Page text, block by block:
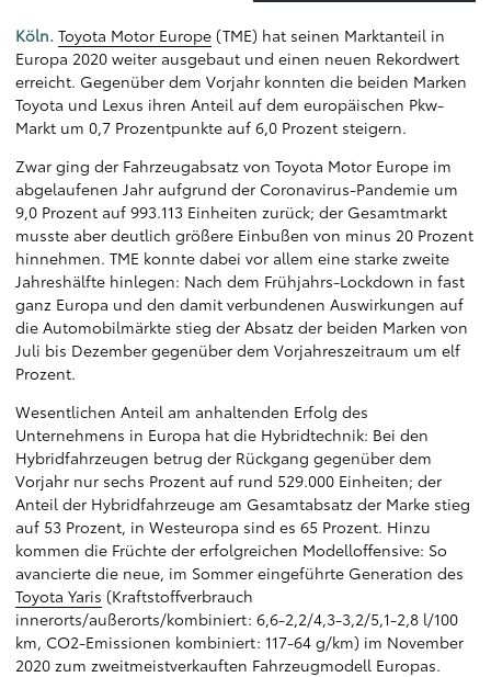
Köln. Toyota Motor Europe (TME) hat seinen Marktanteil in
Europa 2020 weiter ausgebaut und einen neuen Rekordwert
erreicht. Gegenüber dem Vorjahr konnten die beiden Marken
Toyota und Lexus ihren Anteil auf dem europäischen Pkw-
Markt um 0,7 Prozentpunkte auf 6,0 Prozent steigern.
Zwar ging der Fahrzeugabsatz von Toyota Motor Europe im
abgelaufenen Jahr aufgrund der Coronavirus-Pandemie um
9,0 Prozent auf 993.113 Einheiten zurück; der Gesamtmarkt
musste aber deutlich größere Einbußen von minus 20 Prozent
hinnehmen. TME konnte dabei vor allem eine starke zweite
Jahreshälfte hinlegen: Nach dem Frühjahrs-Lockdown in fast
ganz Europa und den damit verbundenen Auswirkungen auf
die Automobilmärkte stieg der Absatz der beiden Marken von
Juli bis Dezember gegenüber dem Vorjahreszeitraum um elf
Prozent.
Wesentlichen Anteil am anhaltenden Erfolg des
Unternehmens in Europa hat die Hybridtechnik: Bei den
Hybridfahrzeugen betrug der Rückgang gegenüber dem
Vorjahr nur sechs Prozent auf rund 529.000 Einheiten; der
Anteil der Hybridfahrzeuge am Gesamtabsatz der Marke stieg
auf 53 Prozent, in Westeuropa sind es 65 Prozent. Hinzu
kommen die Früchte der erfolgreichen Modelloffensive: So
avancierte die neue, im Sommer eingeführte Generation des
Toyota Yaris (Kraftstoffverbrauch
innerorts/außerorts/kombiniert: 6,6-2,2/4,3-3,2/5,1-2,8 l/100
km, CO2-Emissionen kombiniert: 117-64 g/km) im November
2020 zum zweitmeistverkauften Fahrzeugmodell Europas.